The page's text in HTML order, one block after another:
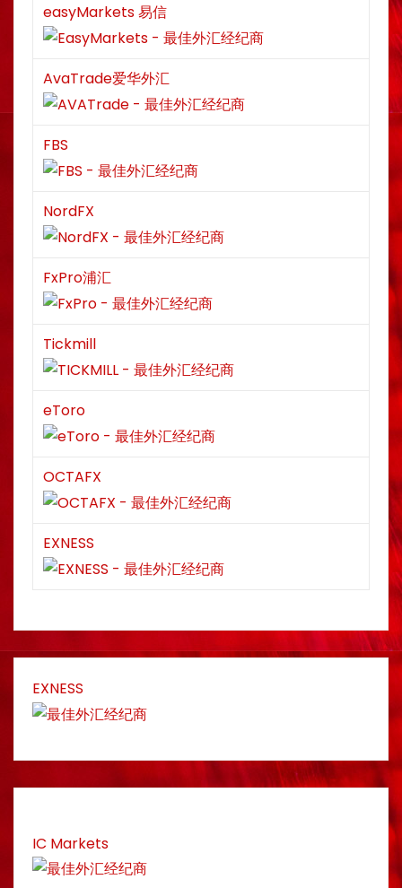
easyMarkets 易信
AvaTrade爱华外汇
FBS
NordFX
FxPro浦汇
Tickmill
eToro
OCTAFX
EXNESS
EXNESS
IC Markets